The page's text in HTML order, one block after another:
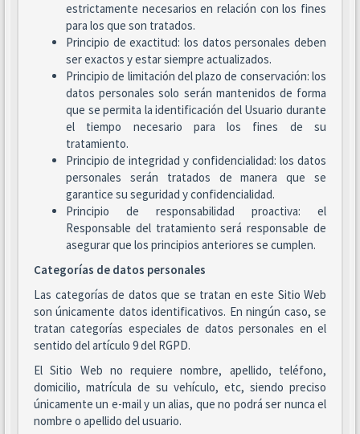
estrictamente necesarios en relación con los fines
para los que son tratados.
Principio de exactitud: los datos personales deben
ser exactos y estar siempre actualizados.
Principio de limitación del plazo de conservación: los
datos personales solo serán mantenidos de forma
que se permita la identificación del Usuario durante
el tiempo necesario para los fines de su
tratamiento.
Principio de integridad y confidencialidad: los datos
personales serán tratados de manera que se
garantice su seguridad y confidencialidad.
Principio de responsabilidad proactiva: el
Responsable del tratamiento será responsable de
asegurar que los principios anteriores se cumplen.
Categorías de datos personales
Las categorías de datos que se tratan en este Sitio Web
son únicamente datos identificativos. En ningún caso, se
tratan categorías especiales de datos personales en el
sentido del artículo 9 del RGPD.
El Sitio Web no requiere nombre, apellido, teléfono,
domicilio, matrícula de su vehículo, etc, siendo preciso
únicamente un e-mail y un alias, que no podrá ser nunca el
nombre o apellido del usuario.